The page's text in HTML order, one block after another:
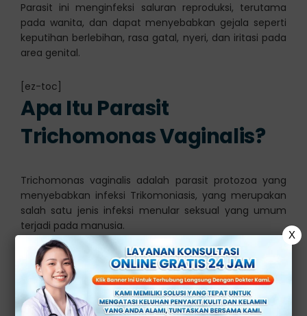
Parasit ini menginfeksi saluran reproduksi, terutama
pada wanita, dan dapat menyebabkan gejala seperti
keputihan berlebihan, rasa gatal, nyeri, dan iritasi pada
area genital.
[ez-toc]
Apa Itu Parasit
Trichomonas Vaginalis?
Trichomonas vaginalis adalah parasit protozoa yang
menyebabkan infeksi Trikomoniasis, yang merupakan
salah satu jenis infeksi menular seksual yang umum
terjadi pada manusia.
Trichomonas vaginalis dapat ditularkan melalui kontak
seksual dengan pasangan yang terinfeksi. Infeksi ini
dapat menyebar dengan cepat jika tidak diobati.
X